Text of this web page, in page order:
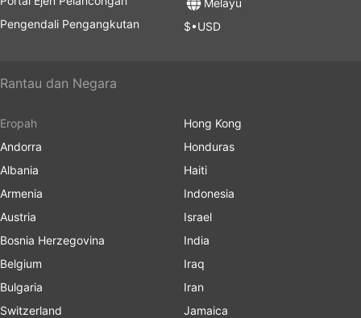
Pengendali Pengangkutan
Melayu
$•USD
Rantau dan Negara
Eropah
Andorra
Albania
Armenia
Austria
Bosnia Herzegovina
Belgium
Bulgaria
Switzerland
Hong Kong
Honduras
Haiti
Indonesia
Israel
India
Iraq
Iran
Jamaica